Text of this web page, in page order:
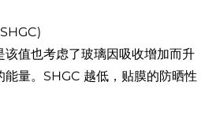
该值也考虑了玻璃因吸收增加而升
量。SHGC 越低，贴膜的防晒性